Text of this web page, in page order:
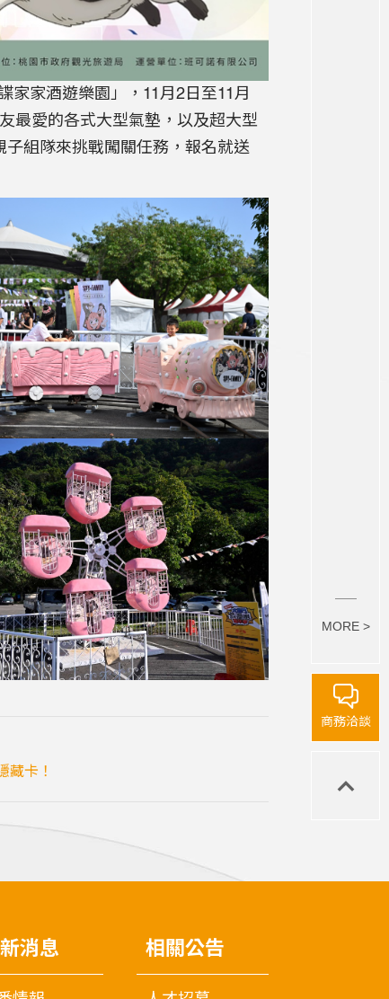
家家酒遊樂園」，11月2日至11月
最愛的各式大型氣墊，以及超大型
組隊來挑戰闖關任務，報名就送
藏卡！
消息 相關公告
MORE >
商務洽談